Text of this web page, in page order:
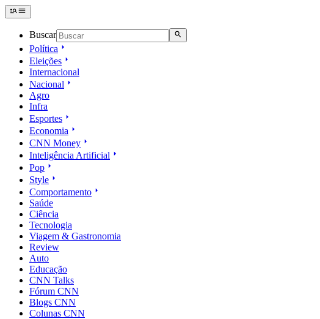
Buscar
Política
Eleições
Internacional
Nacional
Agro
Infra
Esportes
Economia
CNN Money
Inteligência Artificial
Pop
Style
Comportamento
Saúde
Ciência
Tecnologia
Viagem & Gastronomia
Review
Auto
Educação
CNN Talks
Fórum CNN
Blogs CNN
Colunas CNN